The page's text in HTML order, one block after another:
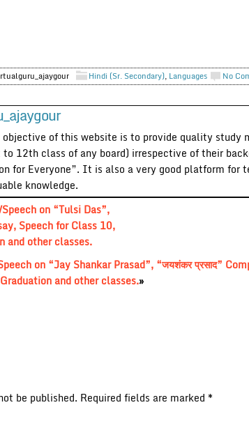
Hindi (Sr. Secondary), Languages No
objective of this website is to provide quality study
12th class of any board) irrespective of their
for Everyone”. It is also a very good platform for
knowledge.
on “Tulsi Das”,
Speech for Class 10,
and other classes.
on “Jay Shankar Prasad”, “जयशंकर प्रसाद”
and other classes.»
be published. Required fields are marked *